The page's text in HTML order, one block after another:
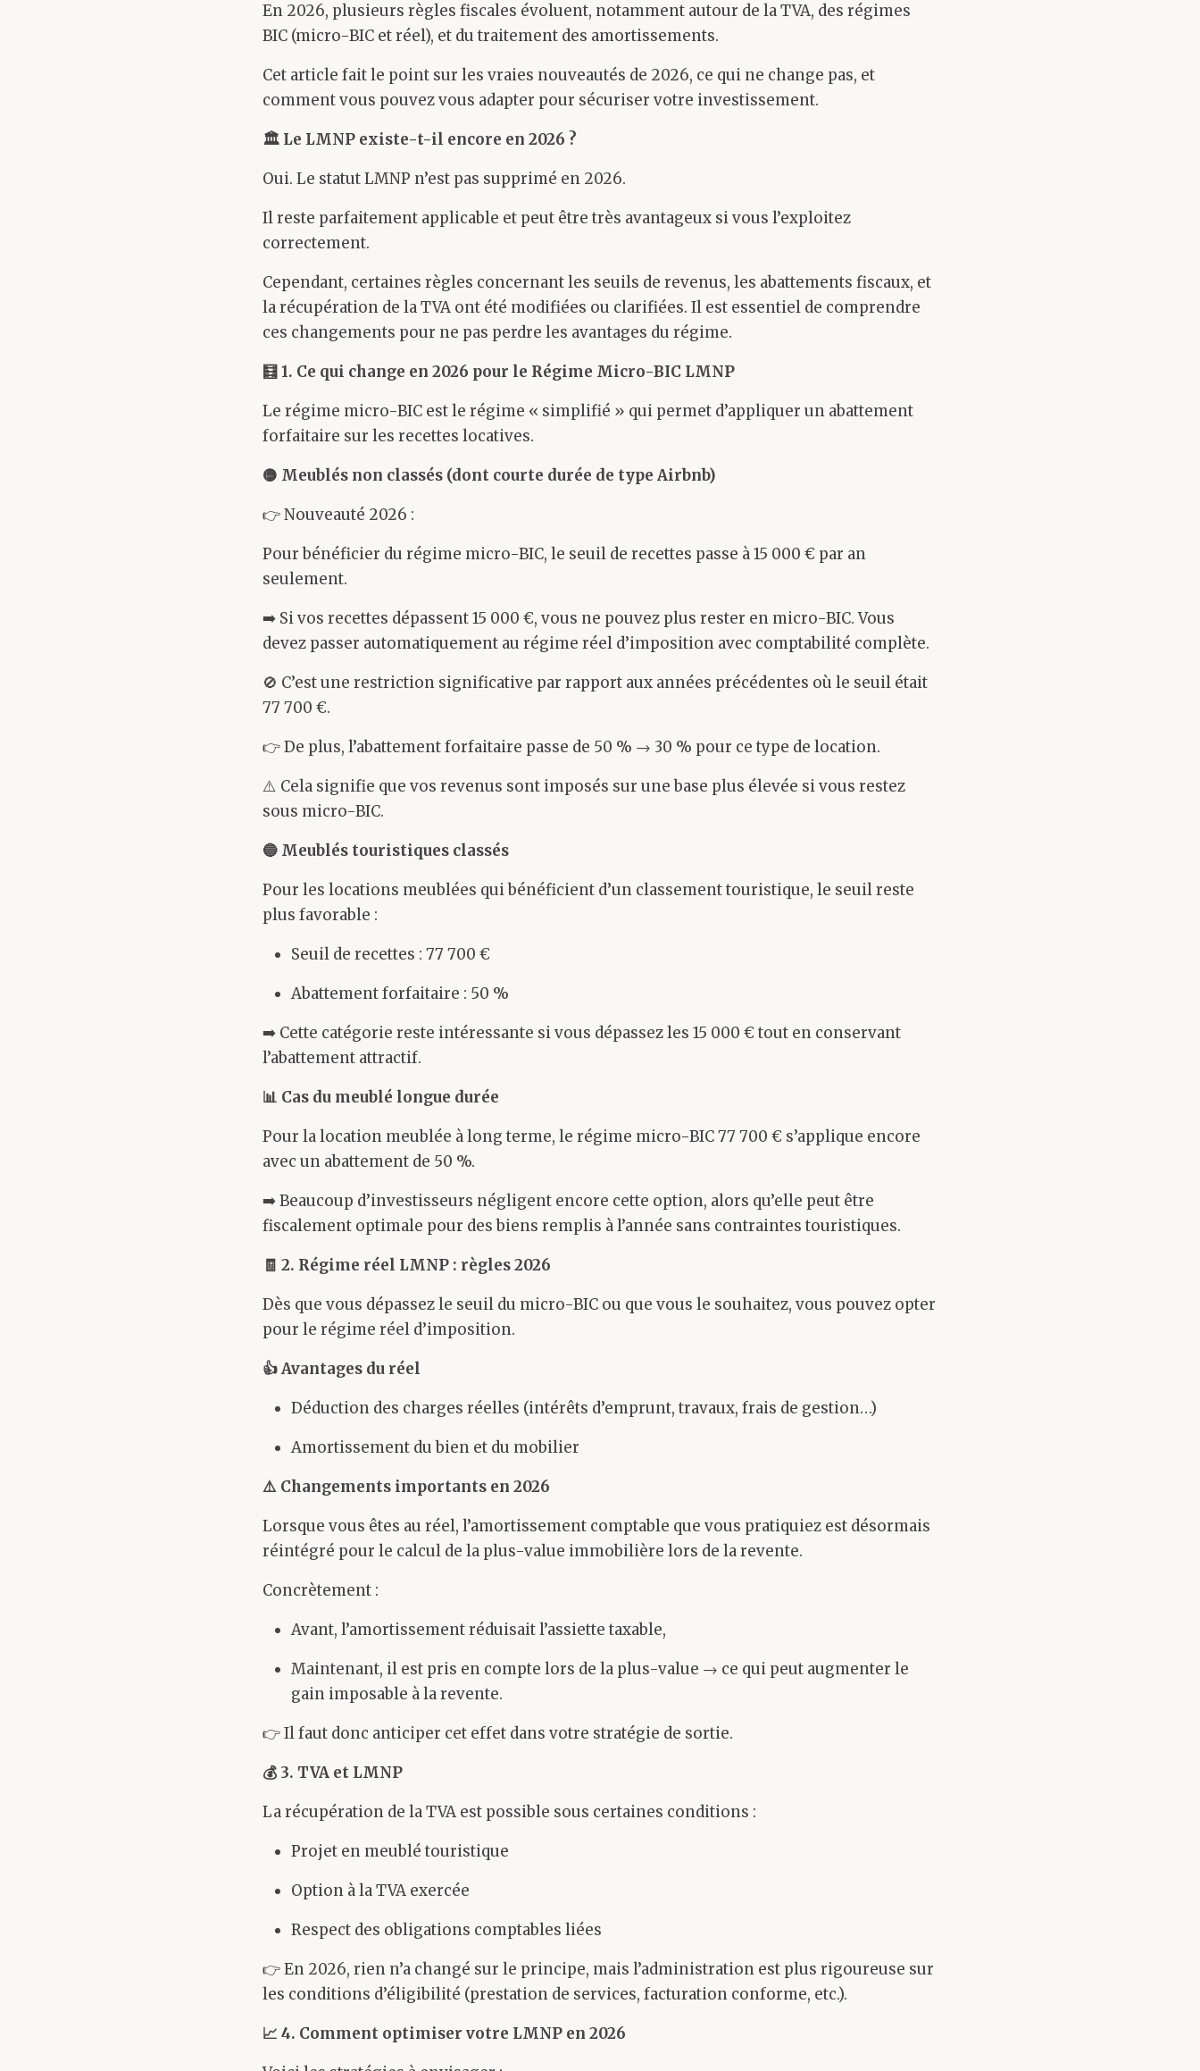
En 2026, plusieurs règles fiscales évoluent, notamment autour de la TVA, des régimes
BIC (micro-BIC et réel), et du traitement des amortissements.
Cet article fait le point sur les vraies nouveautés de 2026, ce qui ne change pas, et
comment vous pouvez vous adapter pour sécuriser votre investissement.
🏛️ Le LMNP existe-t-il encore en 2026 ?
Oui. Le statut LMNP n’est pas supprimé en 2026.
Il reste parfaitement applicable et peut être très avantageux si vous l’exploitez
correctement.
Cependant, certaines règles concernant les seuils de revenus, les abattements fiscaux, et
la récupération de la TVA ont été modifiées ou clarifiées. Il est essentiel de comprendre
ces changements pour ne pas perdre les avantages du régime.
🧮 1. Ce qui change en 2026 pour le Régime Micro-BIC LMNP
Le régime micro-BIC est le régime « simplifié » qui permet d’appliquer un abattement
forfaitaire sur les recettes locatives.
🟡 Meublés non classés (dont courte durée de type Airbnb)
👉 Nouveauté 2026 :
Pour bénéficier du régime micro-BIC, le seuil de recettes passe à 15 000 € par an
seulement.
➡️ Si vos recettes dépassent 15 000 €, vous ne pouvez plus rester en micro-BIC. Vous
devez passer automatiquement au régime réel d’imposition avec comptabilité complète.
🚫 C’est une restriction significative par rapport aux années précédentes où le seuil était
77 700 €.
👉 De plus, l’abattement forfaitaire passe de 50 % → 30 % pour ce type de location.
⚠️ Cela signifie que vos revenus sont imposés sur une base plus élevée si vous restez
sous micro-BIC.
🔵 Meublés touristiques classés
Pour les locations meublées qui bénéficient d’un classement touristique, le seuil reste
plus favorable :
Seuil de recettes : 77 700 €
Abattement forfaitaire : 50 %
➡️ Cette catégorie reste intéressante si vous dépassez les 15 000 € tout en conservant
l’abattement attractif.
📊 Cas du meublé longue durée
Pour la location meublée à long terme, le régime micro-BIC 77 700 € s’applique encore
avec un abattement de 50 %.
➡️ Beaucoup d’investisseurs négligent encore cette option, alors qu’elle peut être
fiscalement optimale pour des biens remplis à l’année sans contraintes touristiques.
🧾 2. Régime réel LMNP : règles 2026
Dès que vous dépassez le seuil du micro-BIC ou que vous le souhaitez, vous pouvez opter
pour le régime réel d’imposition.
👍Avantages du réel
Déduction des charges réelles (intérêts d’emprunt, travaux, frais de gestion…)
Amortissement du bien et du mobilier
⚠️ Changements importants en 2026
Lorsque vous êtes au réel, l’amortissement comptable que vous pratiquiez est désormais
réintégré pour le calcul de la plus-value immobilière lors de la revente.
Concrètement :
Avant, l’amortissement réduisait l’assiette taxable,
Maintenant, il est pris en compte lors de la plus-value → ce qui peut augmenter le
gain imposable à la revente.
👉 Il faut donc anticiper cet effet dans votre stratégie de sortie.
💰 3. TVA et LMNP
La récupération de la TVA est possible sous certaines conditions :
Projet en meublé touristique
Option à la TVA exercée
Respect des obligations comptables liées
👉 En 2026, rien n’a changé sur le principe, mais l’administration est plus rigoureuse sur
les conditions d’éligibilité (prestation de services, facturation conforme, etc.).
📈 4. Comment optimiser votre LMNP en 2026